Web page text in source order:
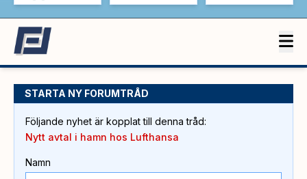
STARTA NY FORUMTRÅD
Följande nyhet är kopplat till denna tråd:
Nytt avtal i hamn hos Lufthansa
Namn